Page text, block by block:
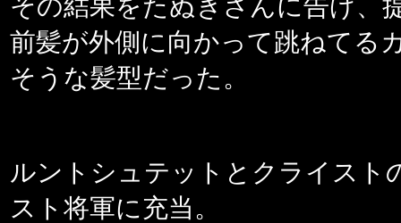
その結果をたぬきさんに告げ、
前髪が外側に向かって跳ねてる
そうな髪型だった。
ルントシュテットとクライスト
スト将軍に充当。